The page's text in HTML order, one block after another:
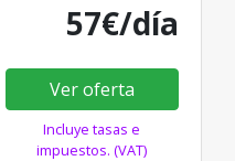
57€/día
Ver oferta
Incluye tasas e
impuestos. (VAT)